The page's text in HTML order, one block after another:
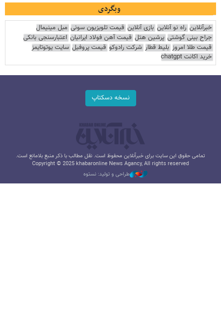
وبگردی
خبرآنلاین راه نو آنلاین بازی آنلاین قیمت تلویزیون سونی مبل مینیمال
جراح بینی گوشتی پرشین هتل قیمت آهن فولاد ایرانیان اعتبارسنجی بانکی
قیمت طلا امروز بلیط قطار شرکت رادوکو قیمت پروفیل سایت یوتوتایمز
خرید اکانت chatgpt
نسخه دسکتاپ
تمامی حقوق این سایت برای خبرآنلاین محفوظ است. نقل مطالب با ذکر منبع بلامانع است.
Copyright © 2025 khabaronline News Agancy, All rights reserved
طراحی و تولید: نستوه